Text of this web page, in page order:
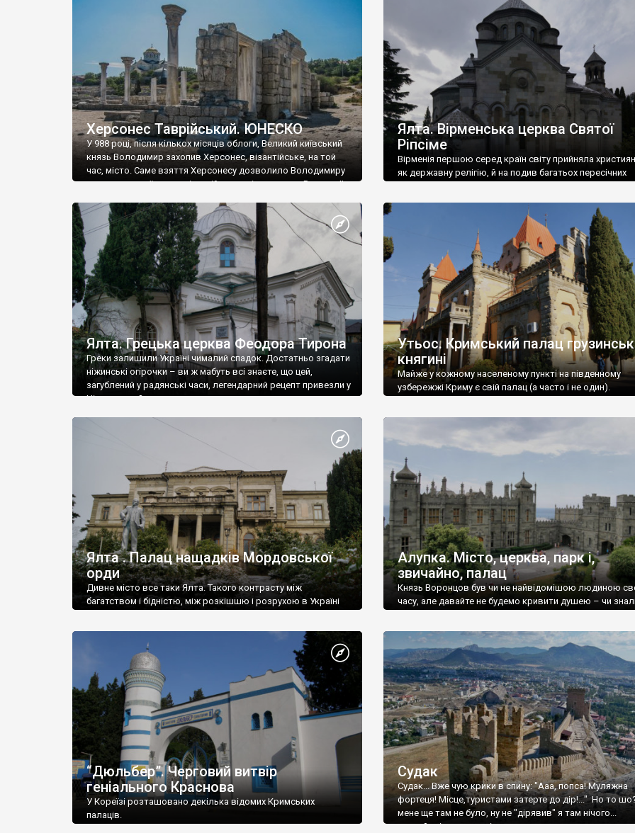
візантійської доби. Раритети викрадені з фондів об’єкту
культурної спадщини ЮНЕСКО «Херсонеса Таврійського».
Офіційно – на виставку «Золото Візантії», але експерти та
влада в Україні вважають це лише […]
називаються «повстяками» (postaki)…” “Вино. Крим
виробляє відмінне вино і його вдосталь: воно все
легке біле і дуже […]
Херсонес Таврійський. ЮНЕСКО
У 988 році, після кількох місяців облоги, Великий київський
князь Володимир захопив Херсонес, візантійське, на той
час, місто. Саме взяття Херсонесу дозволило Володимиру
диктувати свої умови візантійському імператору Василю ІІ,
Херсонесі Володимир-язичник, став Василем-
християнином. А потім було Хрещення Русі. На честь
Херсонесу Таврійського названо місто […]
Ялта. Вірменська церква Святої
Ріпсіме
Вірменія першою серед країн світу прийняла
як державну релігію, й на подив багатьох пересічних
Ялта. Грецька церква Феодора Тирона
Греки залишили Україні чималий спадок. Достатньо згадати
ніжинські огірочки – ви ж мабуть всі знаєте, що цей,
загублений у радянські часи, легендарний рецепт привезли у
Ніжин греки?
Утьос. Кримський палац
княгині
Майже у кожному населеному пункті на південному
узбережжі Криму є свій палац (а часто і не один).
Ялта . Палац нащадків Мордовської
орди
Дивне місто все таки Ялта. Такого контрасту між
багатством і бідністю, між розкішшю і розрухою в Україні
Алупка. Місто, церква, парк і,
звичайно, палац
Князь Воронцов був чи не найвідомішою людиною
часу, але давайте не будемо кривити душею – чи
“Дюльбер”. Черговий витвір
геніального Краснова
У Кореїзі розташовано декілька відомих Кримських
палаців.
Судак
Судак... Вже чую крики в спину: "Ааа, попса! Муляжна
фортеця! Місце,туристами затерте до дір!..." Но то
мене ще там не було, ну не "дірявив" я там нічого...
принаймні до цього літа.